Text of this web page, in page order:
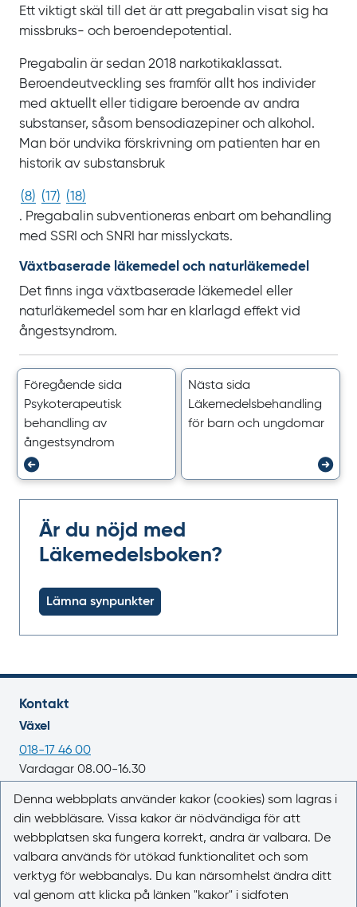
Ett viktigt skäl till det är att pregabalin visat sig ha
missbruks- och beroendepotential.
Pregabalin är sedan 2018 narkotikaklassat.
Beroendeutveckling ses framför allt hos individer
med aktuellt eller tidigare beroende av andra
substanser, såsom bensodiazepiner och alkohol.
Man bör undvika förskrivning om patienten har en
historik av substansbruk
(8) (17) (18)
. Pregabalin subventioneras enbart om behandling
med SSRI och SNRI har misslyckats.
Växtbaserade läkemedel och naturläkemedel
Det finns inga växtbaserade läkemedel eller
naturläkemedel som har en klarlagd effekt vid
ångestsyndrom.
Föregående sida
Psykoterapeutisk
behandling av
ångestsyndrom
Nästa sida
Läkemedels­behandling
för barn och ungdomar
Är du nöjd med
Läkemedelsboken?
Lämna synpunkter
Kontakt
Växel
018-17 46 00
Vardagar 08.00-16.30
E-post
registrator@lakemedelsverket.se
Om webbplatsen
Om Läkemedelsboken
Kontakta oss
Denna webbplats använder kakor (cookies) som lagras i
din webbläsare. Vissa kakor är nödvändiga för att
webbplatsen ska fungera korrekt, andra är valbara. De
valbara används för utökad funktionalitet och som
verktyg för webbanalys. Du kan närsomhelst ändra ditt
val genom att klicka på länken "kakor" i sidfoten